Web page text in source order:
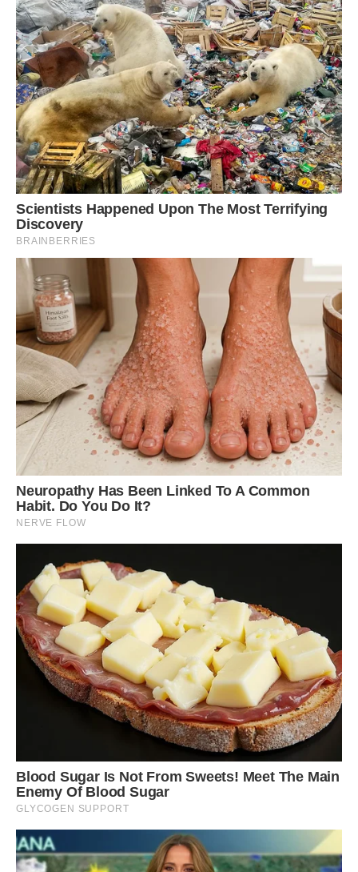
прославимо, в тобі чудодійного, Отця і Сина і Святого Духа,
Тройцю Єдиносущну і Нероздільну на віки віків. Амінь».
Бережи Вас Господь!